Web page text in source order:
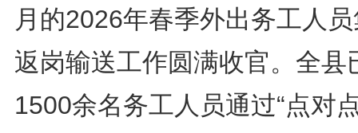
月的2026年春季外出务工人
返岗输送工作圆满收官。全县
1500余名务工人员通过“点对